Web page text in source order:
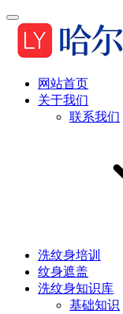
网站首页
关于我们
联系我们
洗纹身培训
纹身遮盖
洗纹身知识库
基础知识